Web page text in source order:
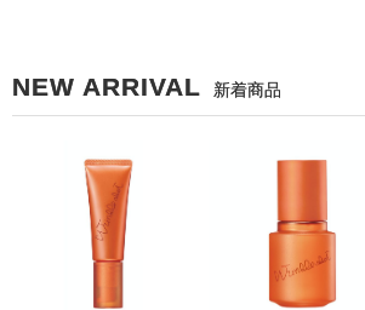
NEW ARRIVAL 新着商品